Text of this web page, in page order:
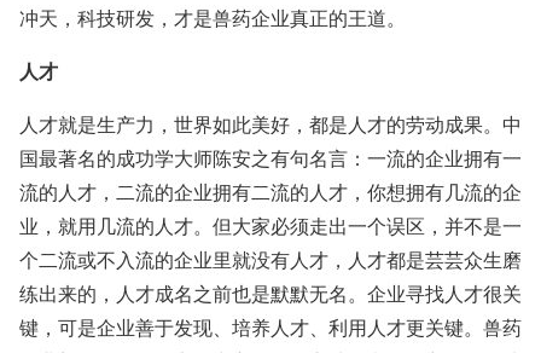
冲天，科技研发，才是兽药企业真正的王道。
人才
人才就是生产力，世界如此美好，都是人才的劳动成果。中
国最著名的成功学大师陈安之有句名言：一流的企业拥有一
流的人才，二流的企业拥有二流的人才，你想拥有几流的企
业，就用几流的人才。但大家必须走出一个误区，并不是一
个二流或不入流的企业里就没有人才，人才都是芸芸众生磨
练出来的，人才成名之前也是默默无名。企业寻找人才很关
键，可是企业善于发现、培养人才、利用人才更关键。兽药